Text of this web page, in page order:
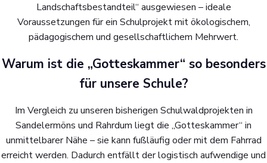
Landschaftsbestandteil“ ausgewiesen – ideale
Voraussetzungen für ein Schulprojekt mit ökologischem,
pädagogischem und gesellschaftlichem Mehrwert.
Warum ist die „Gotteskammer“ so besonders
für unsere Schule?
Im Vergleich zu unseren bisherigen Schulwaldprojekten in
Sandelermöns und Rahrdum liegt die „Gotteskammer“ in
unmittelbarer Nähe – sie kann fußläufig oder mit dem Fahrrad
erreicht werden. Dadurch entfällt der logistisch aufwendige und